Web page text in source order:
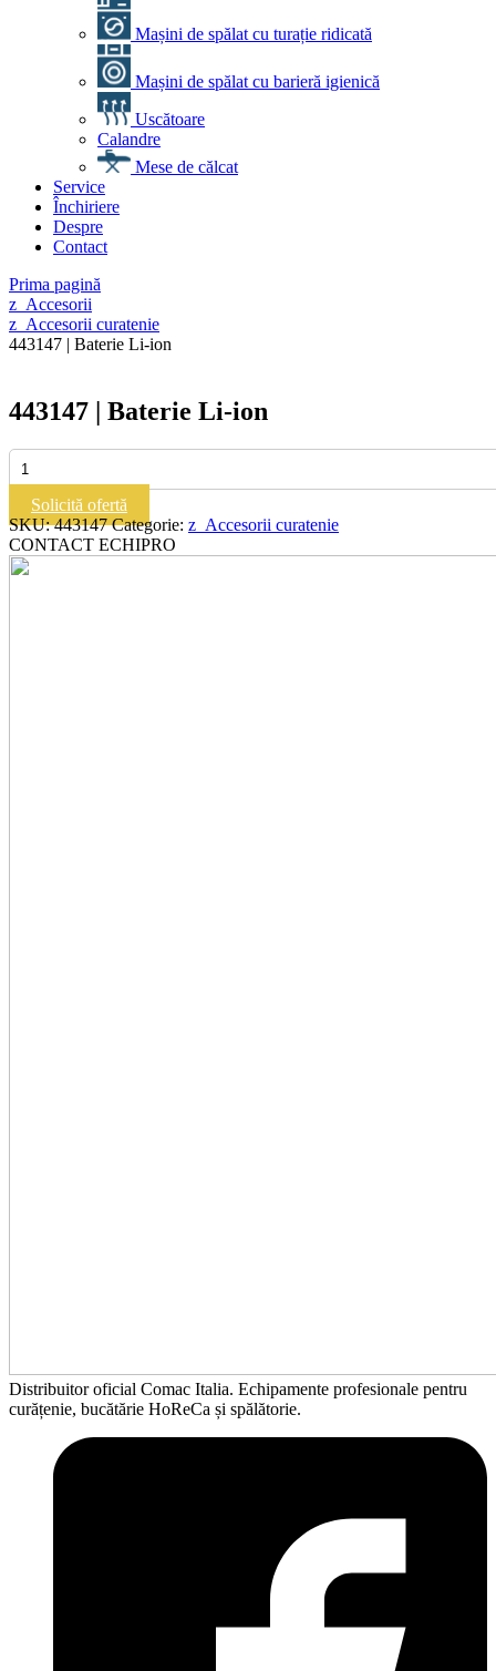
Mașini de spălat cu turație ridicată
Mașini de spălat cu barieră igienică
Uscătoare
Calandre
Mese de călcat
Service
Închiriere
Despre
Contact
Prima pagină
z_Accesorii
z_Accesorii curatenie
443147 | Baterie Li-ion
443147 | Baterie Li-ion
Cantitate
443147
Baterie
Li-
ion
Solicită ofertă
SKU:443147 Categorie: z_Accesorii curatenie
CONTACT ECHIPRO
Distribuitor oficial Comac Italia. Echipamente profesionale pentru
curățenie, bucătărie HoReCa și spălătorie.